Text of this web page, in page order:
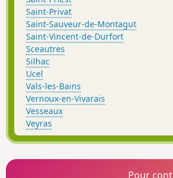
Saint-Privat
Saint-Sauveur-de-Montagut
Saint-Vincent-de-Durfort
Sceautres
Silhac
Ucel
Vals-les-Bains
Vernoux-en-Vivarais
Vesseaux
Veyras
Pour